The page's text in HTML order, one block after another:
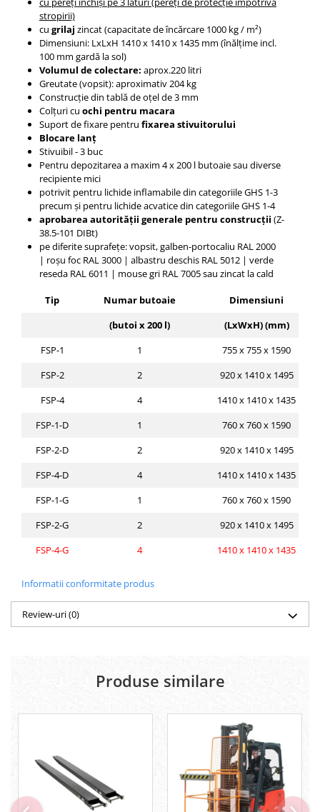
stropirii)
cu grilaj zincat(capacitate de încărcare 1000 kg / m²)
Dimensiuni: LxLxH 1410 x 1410 x 1435 mm (înălțime incl.
100 mm gardă la sol)
Volumul de colectare: aprox.220 litri
Greutate (vopsit): aproximativ204kg
Construcție din tablă de oțel de 3 mm
Colțuricu ochi pentru macara
Suport de fixare pentru fixarea stivuitorului
Blocare lanț
Stivuibil - 3 buc
Pentru depozitarea a maxim 4 x 200 l butoaie sau diverse
recipiente mici
potrivit pentru lichide inflamabile din categoriile GHS 1-3
precum și pentru lichide acvatice din categoriile GHS 1-4
aprobarea autorității generale pentru construcții (Z-
38.5-101 DIBt)
pe diferite suprafețe: vopsit, galben-portocaliu RAL 2000
| roșu foc RAL 3000 | albastru deschis RAL 5012 | verde
reseda RAL 6011 | mouse gri RAL 7005 sau zincat la cald
Tip Numar butoaie
Dimensiuni
(butoi x 200 l)
(LxWxH) (mm)
FSP-1
1
755 x 755 x 1590
FSP-2
2
920 x 1410 x 1495
FSP-4
4
1410 x 1410 x 1435
FSP-1-D
1
760 x 760 x 1590
FSP-2-D
2
920 x 1410 x 1495
FSP-4-D
4
1410 x 1410 x 1435
FSP-1-G
1
760 x 760 x 1590
FSP-2-G
2
920 x 1410 x 1495
FSP-4-G
4 1410 x 1410 x 1435
Informatii conformitate produs
Review-uri(0)
Produse similare